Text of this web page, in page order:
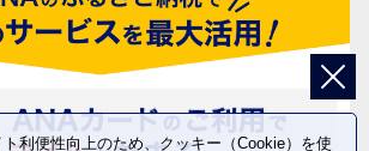
利便性向上のため、クッキー（Cookie）を使